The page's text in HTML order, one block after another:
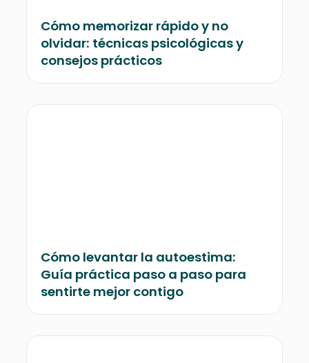
Cómo memorizar rápido y no
olvidar: técnicas psicológicas y
consejos prácticos
Cómo levantar la autoestima:
Guía práctica paso a paso para
sentirte mejor contigo